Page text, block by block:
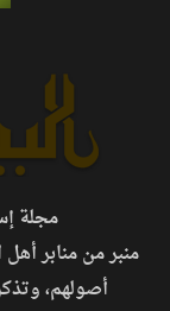
مجلة
منبر من منابر
أصولهم،